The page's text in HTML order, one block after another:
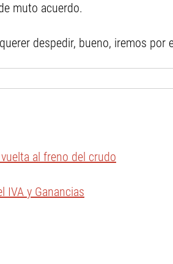
muto acuerdo.
despedir, bueno, iremos por
al freno del crudo
IVA y Ganancias